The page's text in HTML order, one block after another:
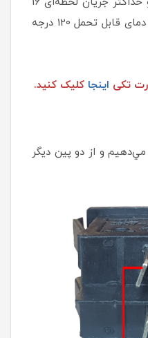
آمپر است و همچنین حداکثر دمای قابل تحمل 120 درجه
تکی اینجا کلیک کنید.
و از دو پين ديگر